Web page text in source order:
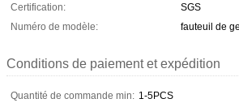
Certification:
SGS
Numéro de modèle:
fauteuil de
Conditions de paiement et expédition
Quantité de commande min: 1-5PCS